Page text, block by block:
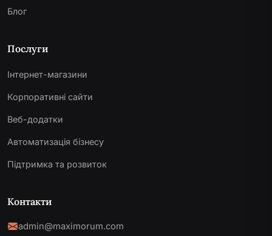
Блог
Послуги
Інтернет-магазини
Корпоративні сайти
Веб-додатки
Автоматизація бізнесу
Підтримка та розвиток
Контакти
admin@maximorum.com